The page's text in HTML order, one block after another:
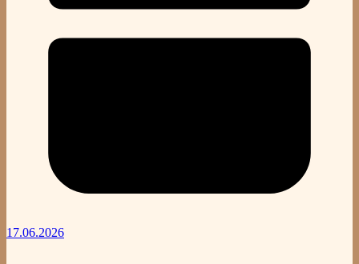
17.06.2026